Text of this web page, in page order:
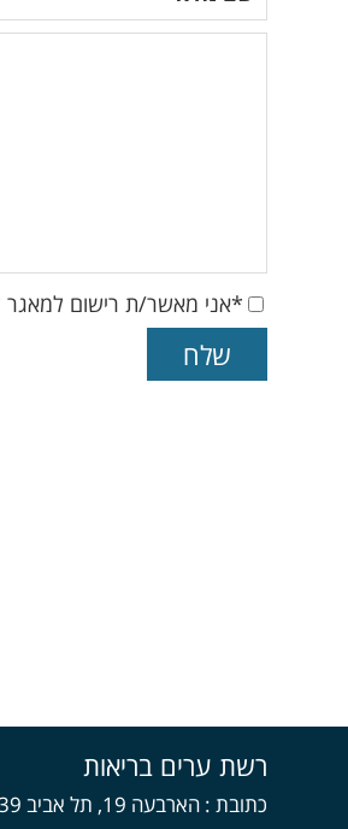
*אני מאשר/ת רישום למאגר
רשת ערים בריאות
כתובת הארבעה 19, תל אביב 64739